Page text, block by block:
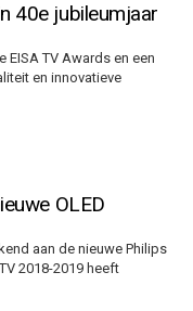
40e jubileumjaar
TV Awards en een
en innovatieve
OLED
aan de nieuwe Philips
2018-2019 heeft